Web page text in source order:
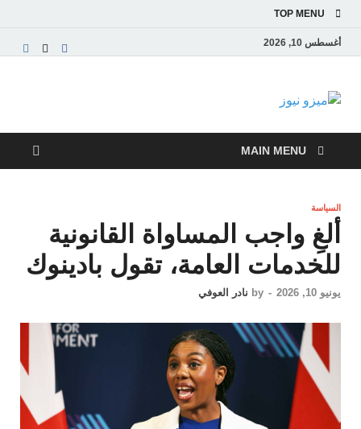
TOP MENU
أغسطس 10, 2026
ميزو نيوز
والاقتصادية
MAIN MENU
السياسة
ألغِ واجب المساواة القانونية
للخدمات العامة، تقول بادينوك
يونيو 10, 2026 -
by نادر العوفي